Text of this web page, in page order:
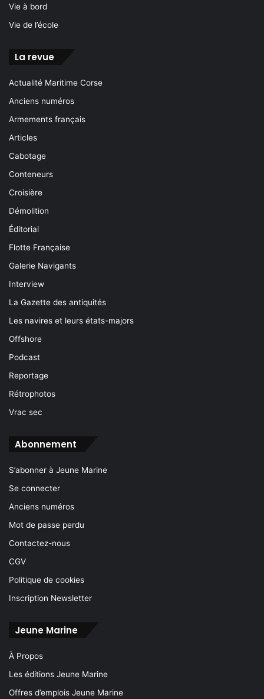
Vie à bord
Vie de l’école
La revue
Actualité Maritime Corse
Anciens numéros
Armements français
Articles
Cabotage
Conteneurs
Croisière
Démolition
Éditorial
Flotte Française
Galerie Navigants
Interview
La Gazette des antiquités
Les navires et leurs états-majors
Offshore
Podcast
Reportage
Rétrophotos
Vrac sec
Abonnement
S’abonner à Jeune Marine
Se connecter
Anciens numéros
Mot de passe perdu
Contactez-nous
CGV
Politique de cookies
Inscription Newsletter
Jeune Marine
À Propos
Les éditions Jeune Marine
Offres d’emplois Jeune Marine